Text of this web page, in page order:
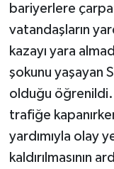
bariyerlere
vatandaşların
kazayı yara
şokunu yaşayan
olduğu
trafiğe
yardımıyla olay
kaldırılmasının